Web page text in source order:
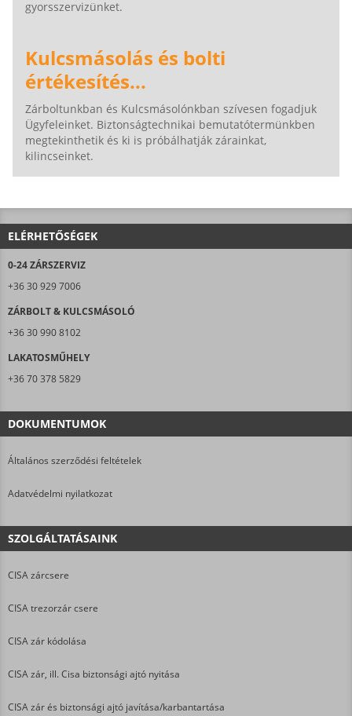
gyorsszervizünket.
Kulcsmásolás és bolti
értékesítés...
Zárboltunkban és Kulcsmásolónkban szívesen fogadjuk
Ügyfeleinket. Biztonságtechnikai bemutatótermünkben
megtekinthetik és ki is próbálhatják zárainkat,
kilincseinket.
ELÉRHETŐSÉGEK
0-24 ZÁRSZERVIZ
+36 30 929 7006
ZÁRBOLT & KULCSMÁSOLÓ
+36 30 990 8102
LAKATOSMŰHELY
+36 70 378 5829
DOKUMENTUMOK
Általános szerződési feltételek
Adatvédelmi nyilatkozat
SZOLGÁLTATÁSAINK
CISA zárcsere
CISA trezorzár csere
CISA zár kódolása
CISA zár, ill. Cisa biztonsági ajtó nyitása
CISA zár és biztonsági ajtó javítása/karbantartása